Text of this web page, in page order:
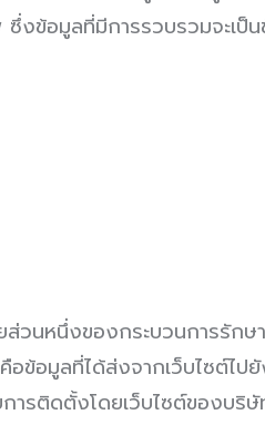
ซึ่งข้อมูลที่มีการรวบรวมจะเป็
วนหนึ่งของกระบวนการรักษ
ข้อมูลที่ได้ส่งจากเว็บไซต์ไป
ารติดตั้งโดยเว็บไซต์ของบริ